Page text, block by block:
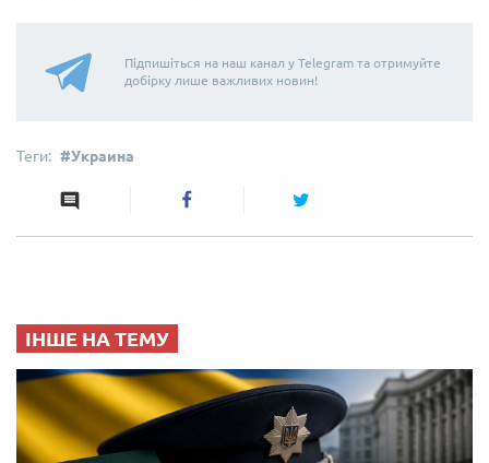
Підпишіться на наш канал у Telegram та отримуйте
добірку лише важливих новин!
Украина
ІНШЕ НА ТЕМУ